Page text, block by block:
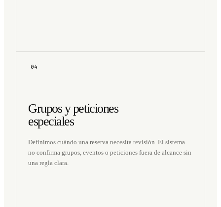
04
Grupos y peticiones
especiales
Definimos cuándo una reserva necesita revisión. El sistema
no confirma grupos, eventos o peticiones fuera de alcance sin
una regla clara.